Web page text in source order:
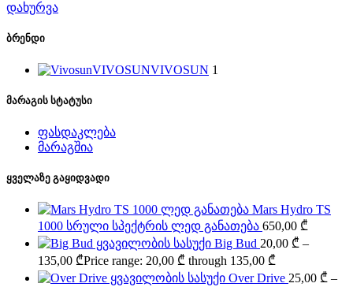
დახურვა
ბრენდი
VIVOSUNVIVOSUN 1
მარაგის სტატუსი
ფასდაკლება
მარაგშია
ყველაზე გაყიდვადი
Mars Hydro TS
1000 სრული სპექტრის ლედ განათება 650,00 ₾
Big Bud 20,00 ₾ –
135,00 ₾Price range: 20,00 ₾ through 135,00 ₾
Over Drive 25,00 ₾ –